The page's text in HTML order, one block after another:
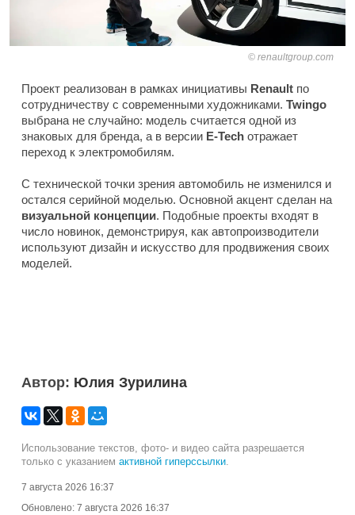
renaultgroup.com
Проект реализован в рамках инициативы Renault по
сотрудничеству с современными художниками. Twingo
выбрана не случайно: модель считается одной из
знаковых для бренда, а в версии E-Tech отражает
переход к электромобилям.
С технической точки зрения автомобиль не изменился и
остался серийной моделью. Основной акцент сделан на
визуальной концепции. Подобные проекты входят в
число новинок, демонстрируя, как автопроизводители
используют дизайн и искусство для продвижения своих
моделей.
Автор: Юлия Зурилина
Использование текстов, фото- и видео сайта разрешается
только с указанием активной гиперссылки
7 августа 2026 16:37
Обновлено: 7 августа 2026 16:37